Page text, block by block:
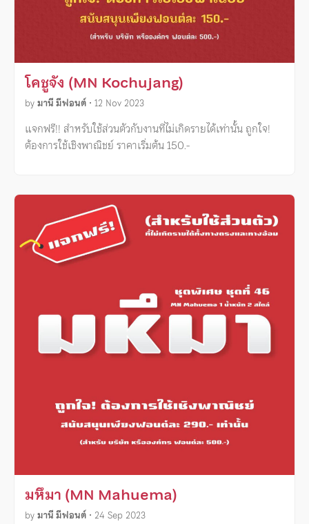
โคชูจัง (MN Kochujang)
byมานี มีฟอนต์ • 12 Nov 2023
แจกฟรี!! สำหรับใช้ส่วนตัวกับงานที่ไม่เกิดรายได้เท่านั้น ถูกใจ!
ต้องการใช้เชิงพาณิชย์ ราคาเริ่มต้น 150.-
มหึมา (MN Mahuema)
byมานี มีฟอนต์ • 24 Sep 2023